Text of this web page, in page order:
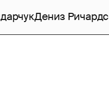
Дениз Ричардс